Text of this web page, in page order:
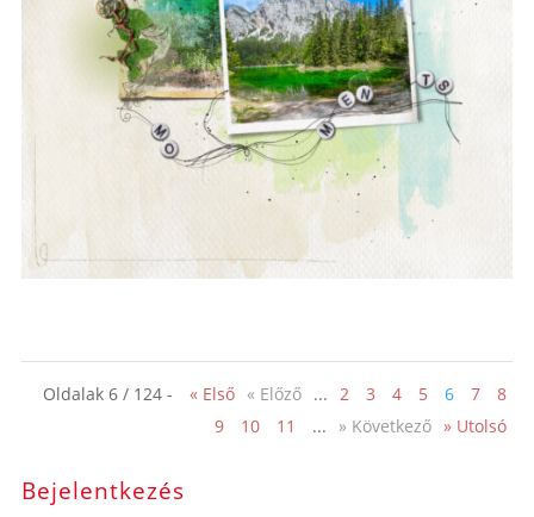
Oldalak 6 / 124 - « Első « Előző ... 2 3 4 5 6 7
8
9
10 11 ... » Következő » Utolsó
Bejelentkezés